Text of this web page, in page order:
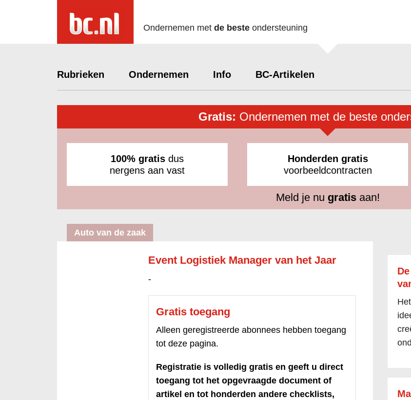
Ondernemen met de beste ondersteuning
Rubrieken Ondernemen Info BC-Artikelen
Gratis: Ondernemen met de beste
100% gratis dus
nergens aan vast
Honderden gratis
voorbeeldcontracten
Meld je nu gratisaan!
Auto van de zaak
Event Logistiek Manager van het Jaar
-
Gratis toegang
Alleen geregistreerde abonnees hebben toegang
tot deze pagina.
Registratie is volledig gratis en geeft u direct
toegang tot het opgevraagde document of
artikel en tot honderden andere checklists,